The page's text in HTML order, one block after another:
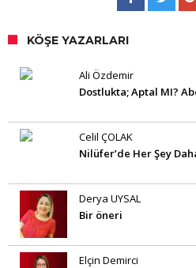
KÖŞE YAZARLARI
Ali Özdemir
Dostlukta; Aptal MI?
Celil ÇOLAK
Nilüfer’de Her Şey
Derya UYSAL
Bir öneri
Elçin Demirci